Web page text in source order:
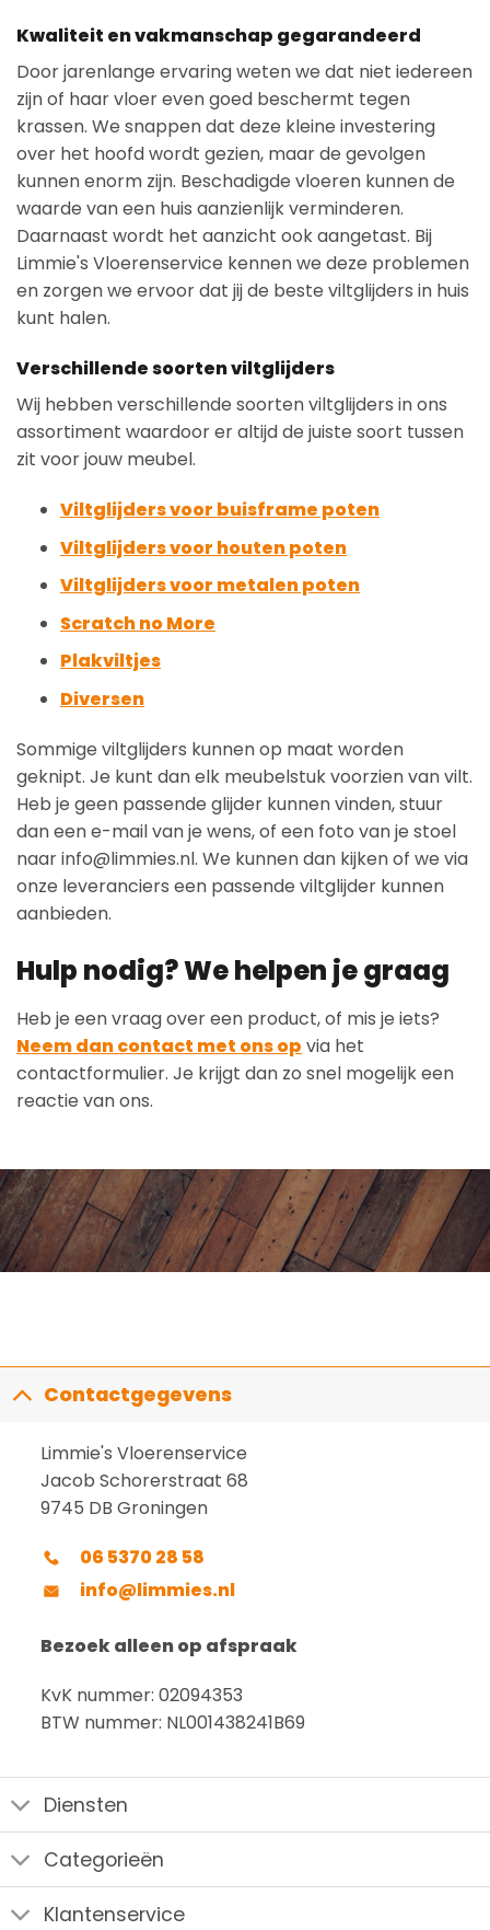
Kwaliteit en vakmanschap gegarandeerd
Door jarenlange ervaring weten we dat niet iedereen
zijn of haar vloer even goed beschermt tegen
krassen. We snappen dat deze kleine investering
over het hoofd wordt gezien, maar de gevolgen
kunnen enorm zijn. Beschadigde vloeren kunnen de
waarde van een huis aanzienlijk verminderen.
Daarnaast wordt het aanzicht ook aangetast. Bij
Limmie's Vloerenservice kennen we deze problemen
en zorgen we ervoor dat jij de beste viltglijders in huis
kunt halen.
Verschillende soorten viltglijders
Wij hebben verschillende soorten viltglijders in ons
assortiment waardoor er altijd de juiste soort tussen
zit voor jouw meubel.
Viltglijders voor buisframe poten
Viltglijders voor houten poten
Viltglijders voor metalen poten
Scratch no More
Plakviltjes
Diversen
Sommige viltglijders kunnen op maat worden
geknipt. Je kunt dan elk meubelstuk voorzien van vilt.
Heb je geen passende glijder kunnen vinden, stuur
dan een e-mail van je wens, of een foto van je stoel
naar info@limmies.nl. We kunnen dan kijken of we via
onze leveranciers een passende viltglijder kunnen
aanbieden.
Hulp nodig? We helpen je graag
Heb je een vraag over een product, of mis je iets?
Neem dan contact met ons op via het
contactformulier. Je krijgt dan zo snel mogelijk een
reactie van ons.
Contactgegevens
Limmie's Vloerenservice
Jacob Schorerstraat 68
9745 DB Groningen
06 5370 28 58
info@limmies.nl
Bezoek alleen op afspraak
KvK nummer: 02094353
BTW nummer: NL001438241B69
Diensten
Categorieën
Klantenservice